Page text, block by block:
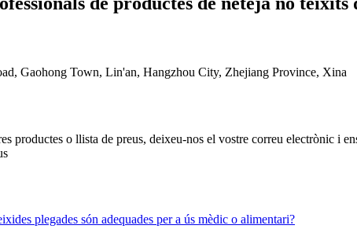
Gaohong Town, Lin'an, Hangzhou City, Zhejiang Province, Xina
productes o llista de preus, deixeu-nos el vostre correu electrònic i